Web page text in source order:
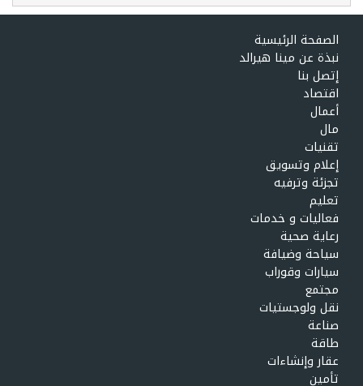
الصفحة الرئيسية
نبذة عن مينا هيرالد
إتصل بنا
اقتصاد
أعمال
مال
تقنيات
إعلام وتسويق
تجزئة وترفيه
تعليم
فعاليات و خدمات
رعاية صحية
سياحة وضيافة
سيارات وقوراب
مجتمع
نقل ولوجستيات
صناعة
طاقة
عقار وإنشاءات
تأمين